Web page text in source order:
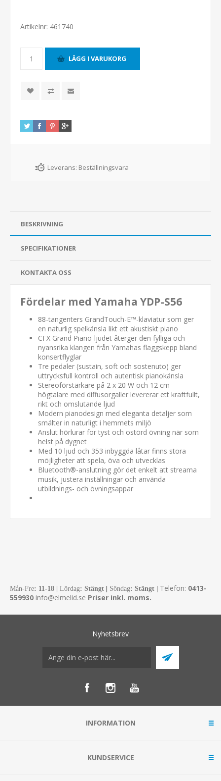
Artikelnr: 461740
Leverans: Beställningsvara
BESKRIVNING
SPECIFIKATIONER
KONTAKTA OSS
Fördelar med Yamaha YDP-S56
88-tangenters GrandTouch-E™-klaviatur som ger
en naturlig spelkänsla likt ett akustiskt piano
CFX Grand Piano-ljudet återger den fylliga och
nyansrika klangen från Yamahas flaggskepp bland
konsertflyglar
Tre pedaler (sustain, soft och sostenuto) ger
uttrycksfull kontroll och autentisk pianokänsla
Stereoförstärkare på 2 x 20 W och 12 cm
högtalare med diffusorgaller levererar ett kraftfullt,
rikt och omslutande ljud
Modern pianodesign med eleganta detaljer som
smälter in naturligt i hemmets miljö
Anslut hörlurar för tyst och ostörd övning när som
helst på dygnet
Med 10 ljud och 353 inbyggda låtar finns stora
möjligheter att spela, öva och utvecklas
Bluetooth®-anslutning gör det enkelt att streama
musik, justera inställningar och använda
utbildnings- och övningsappar
Mån-Fre: 11-18 | Lördag: Stängt | Söndag: Stängt | Telefon: 0413-
559930 info@elmelid.se Priser inkl. moms.
Nyhetsbrev
INFORMATION
KUNDSERVICE